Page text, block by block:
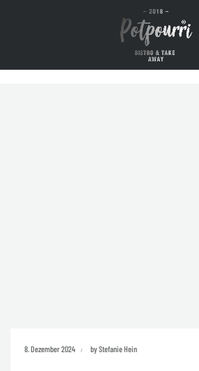
8. Dezember 2024 by Stefanie Hein